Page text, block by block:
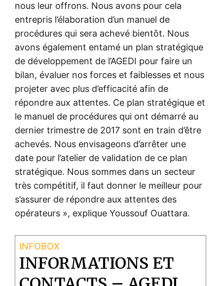
nous leur offrons. Nous avons pour cela
entrepris l’élaboration d’un manuel de
procédures qui sera achevé bientôt. Nous
avons également entamé un plan stratégique
de développement de l’AGEDI pour faire un
bilan, évaluer nos forces et faiblesses et nous
projeter avec plus d’efficacité afin de
répondre aux attentes. Ce plan stratégique et
le manuel de procédures qui ont démarré au
dernier trimestre de 2017 sont en train d’être
achevés. Nous envisageons d’arrêter une
date pour l’atelier de validation de ce plan
stratégique. Nous sommes dans un secteur
très compétitif, il faut donner le meilleur pour
s’assurer de répondre aux attentes des
opérateurs », explique Youssouf Ouattara.
INFORMATIONS ET